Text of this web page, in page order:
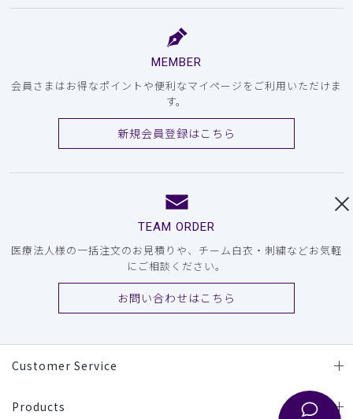
MEMBER
会員さまはお得なポイントや便利なマイページをご利用いただけま
す。
新規会員登録はこちら
TEAM ORDER
医療法人様の一括注文のお見積りや、チーム白衣・刺繍などお気軽
にご相談ください。
お問い合わせはこちら
Customer Service
Products